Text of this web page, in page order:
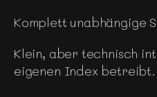
Komplett unabhängige
Klein, aber technisch
eigenen Index betreibt.